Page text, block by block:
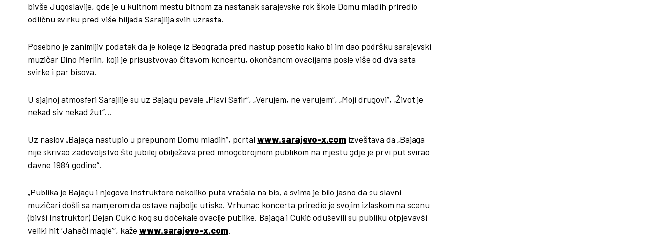
bivše Jugoslavije, gde je u kultnom mestu bitnom za nastanak sarajevske rok škole Domu mladih priredio
odličnu svirku pred više hiljada Sarajlija svih uzrasta.
Posebno je zanimljiv podatak da je kolege iz Beograda pred nastup posetio kako bi im dao podršku sarajevski
muzičar Dino Merlin, koji je prisustvovao čitavom koncertu, okončanom ovacijama posle više od dva sata
svirke i par bisova.
U sjajnoj atmosferi Sarajlije su uz Bajagu pevale „Plavi Safir“, „Verujem, ne verujem“, „Moji drugovi“, „Život je
nekad siv nekad žut“…
Uz naslov „Bajaga nastupio u prepunom Domu mladih“, portal www.sarajevo-x.com izveštava da „Bajaga
nije skrivao zadovoljstvo što jubilej obilježava pred mnogobrojnom publikom na mjestu gdje je prvi put svirao
davne 1984 godine“.
„Publika je Bajagu i njegove Instruktore nekoliko puta vraćala na bis, a svima je bilo jasno da su slavni
muzičari došli sa namjerom da ostave najbolje utiske. Vrhunac koncerta priredio je svojim izlaskom na scenu
(bivši Instruktor) Dejan Cukić kog su dočekale ovacije publike. Bajaga i Cukić oduševili su publiku otpjevavši
veliki hit ‘Jahači magle'“, kaže www.sarajevo-x.com.